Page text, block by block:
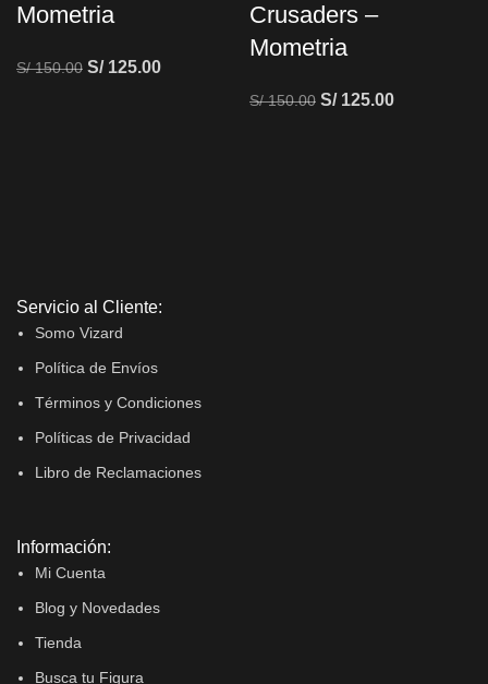
Mometria
S/150.00 S/125.00
Crusaders –
Mometria
S/150.00 S/125.00
Servicio al Cliente:
Somo Vizard
Política de Envíos
Términos y Condiciones
Políticas de Privacidad
Libro de Reclamaciones
Información:
Mi Cuenta
Blog y Novedades
Tienda
Busca tu Figura